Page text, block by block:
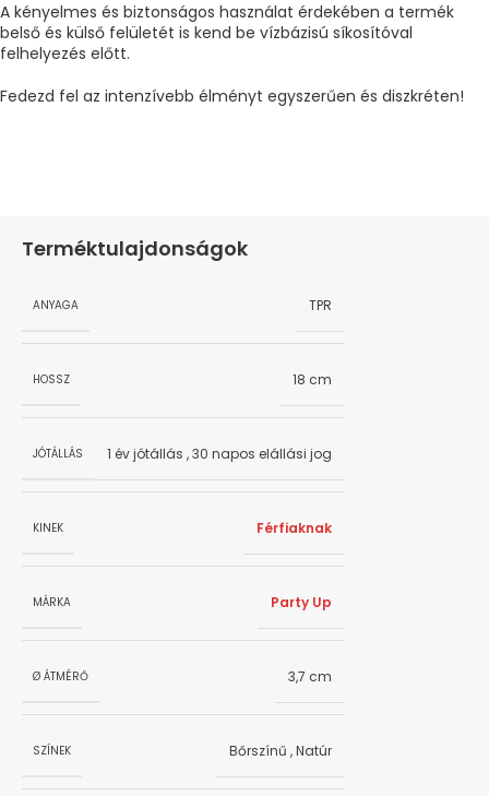
A kényelmes és biztonságos használat érdekében a termék
belső és külső felületét is kend be vízbázisú síkosítóval
felhelyezés előtt.
Fedezd fel az intenzívebb élményt egyszerűen és diszkréten!
Terméktulajdonságok
ANYAGA TPR
HOSSZ 18 cm
JÓTÁLLÁS 1 év jótállás ,30 napos elállási jog
KINEK Férfiaknak
MÁRKA Party Up
Ø ÁTMÉRŐ 3,7 cm
SZÍNEK Bőrszínű ,Natúr